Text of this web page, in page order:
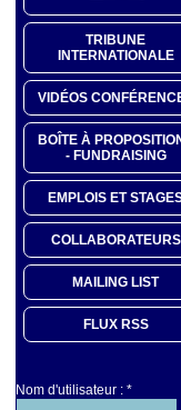
TRIBUNE
INTERNATIONALE
VIDÉOS
BOÎTE À
- FUNDRAISING
EMPLOIS ET
COLLABORATEURS
MAILING LIST
FLUX RSS
Nom d'utilisateur : *